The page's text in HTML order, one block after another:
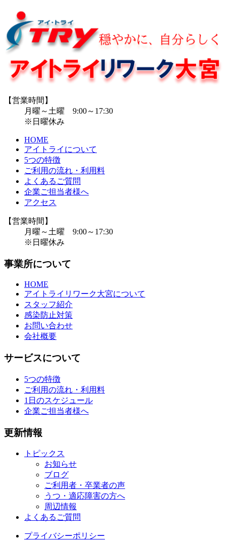
【営業時間】
月曜～土曜 9:00～17:30
※日曜休み
HOME
アイトライについて
5つの特徴
ご利用の流れ・利用料
よくあるご質問
企業ご担当者様へ
アクセス
【営業時間】
月曜～土曜 9:00～17:30
※日曜休み
事業所について
HOME
アイトライリワーク大宮について
スタッフ紹介
感染防止対策
お問い合わせ
会社概要
サービスについて
5つの特徴
ご利用の流れ・利用料
1日のスケジュール
企業ご担当者様へ
更新情報
トピックス
お知らせ
ブログ
ご利用者・卒業者の声
うつ・適応障害の方へ
周辺情報
よくあるご質問
プライバシーポリシー